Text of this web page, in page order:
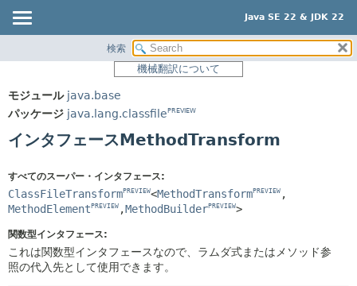
Java SE 22 & JDK 22
パッケージ
使用
ツリー
プレビュー
非推奨
索引
サマリー:
ネスト済
メソッド
フィールド
メソッド
検索
機械翻訳について
モジュール java.base
パッケージ java.lang.classfile PREVIEW
インタフェースMethodTransform
すべてのスーパー・インタフェース:
ClassFileTransformPREVIEW<MethodTransformPREVIEW ,
MethodElement PREVIEW ,MethodBuilderPREVIEW>
関数型インタフェース:
これは関数型インタフェースなので、ラムダ式またはメソッド参
照の代入先として使用できます。